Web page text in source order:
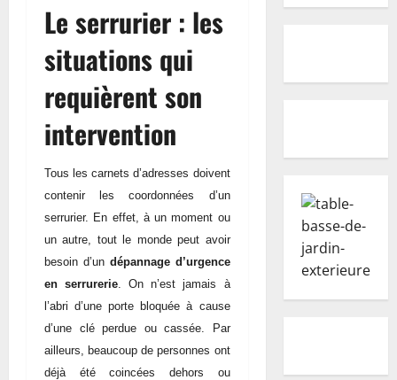
Le serrurier : les
situations qui
requièrent son
intervention
Tous les carnets d’adresses doivent
contenir les coordonnées d’un
serrurier. En effet, à un moment ou
un autre, tout le monde peut avoir
besoin d’un dépannage d’urgence
en serrurerie . On n’est jamais à
l’abri d’une porte bloquée à cause
d’une clé perdue ou cassée. Par
ailleurs, beaucoup de personnes ont
déjà été coincées dehors ou